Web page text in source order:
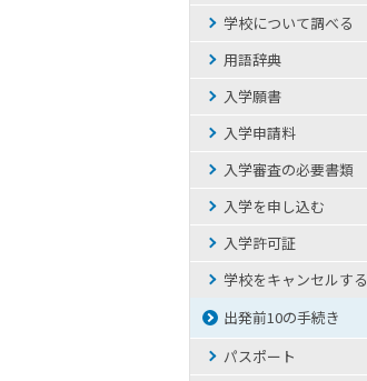
学校について調べる
用語辞典
入学願書
入学申請料
入学審査の必要書類
入学を申し込む
入学許可証
学校をキャンセルする
出発前10の手続き
パスポート